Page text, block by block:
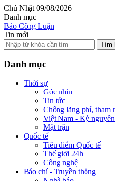
Chủ Nhật 09/08/2026
Danh mục
Báo Công Luận
Tin mới
Tìm
Danh mục
Thời sự
Góc nhìn
Tin tức
Chống lãng phí, tham
Việt Nam - Kỷ
Mặt trận
Quốc tế
Tiêu điểm Quốc tế
Thế giới 24h
Công nghệ
Báo chí - Truyền thông